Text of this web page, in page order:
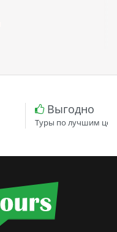
Выгодно
Туры по лучшим